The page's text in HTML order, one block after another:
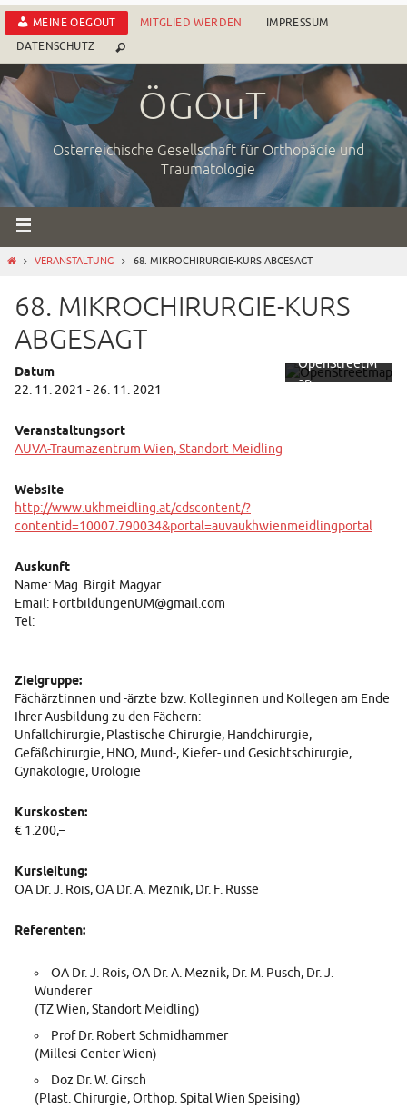
Zum
Inhalt
springen
MEINE OEGOUT MITGLIED WERDEN
IMPRESSUM
DATENSCHUTZ
ÖGOuT
Österreichische Gesellschaft für Orthopädie und
Traumatologie
STARTVERANSTALTUNG 68. MIKROCHIRURGIE-KURS​ ABGESAGT
68. MIKROCHIRURGIE-KURS​
ABGESAGT
Laden der
Karte
Sie die
OpenStreetM
ap
Datum
22. 11. 2021 - 26. 11. 2021
Veranstaltungsort
AUVA-Traumazentrum Wien, Standort Meidling
Website
http://www.ukhmeidling.at/cdscontent/?
contentid=10007.790034&portal=auvaukhwienmeidlingportal
Auskunft
Name: Mag. Birgit Magyar
Email: FortbildungenUM@gmail.com​​
Tel:
Zielgruppe:
Fächärztinnen und -ärzte bzw. Kolleginnen und Kollegen am Ende
Ihrer Ausbildung zu den Fächern:
Unfallchirurgie, Plastische Chirurgie, Handchirurgie,
Gefäßchirurgie, HNO, Mund-, Kiefer- und Gesichtschirurgie,
Gynäkologie, Urologie
Kurskosten:
€ 1.200,–
Kursleitung:
OA Dr. J. Rois, OA Dr. A. Meznik, Dr. F. Russe
Referenten:
OA Dr. J. Rois, OA Dr. A. Meznik, Dr. M. Pusch, Dr. J.
Wunderer
(TZ Wien, Standort Meidling)​​
Prof Dr. Robert Schmidhammer​​
(Millesi Center Wien)
Doz Dr. W. Girsch
(Plast. Chirurgie, Orthop. Spital Wien Speising)